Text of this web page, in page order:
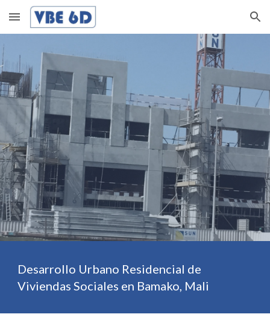
Skip to main content Skip to navigation
Desarrollo Urbano Residencial de
Viviendas Sociales en Bamako, Mali